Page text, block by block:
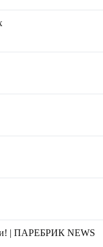
| ПАРЕБРИК NEWS